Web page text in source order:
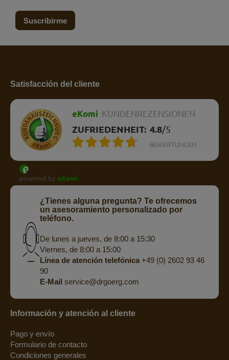
Suscribirme
Satisfacción del cliente
eKomi KUNDENREZENSIONEN
ZUFRIEDENHEIT: 4.8/5
BEWERTUNGEN
powered by eKomi
¿Tienes alguna pregunta? Te ofrecemos
un asesoramiento personalizado por
teléfono.
De lunes a jueves, de 8:00 a 15:30
Viernes, de 8:00 a 15:00
Línea de atención telefónica+49 (0) 2602 93 46
90
E-Mail service@drgoerg.com
Información y atención al cliente
Pago y envío
Formulario de contacto
Condiciones generales